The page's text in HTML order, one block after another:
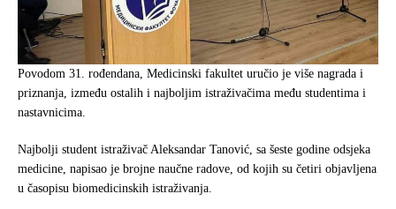
Povodom 31. rođendana, Medicinski fakultet uručio je više nagrada i
priznanja, između ostalih i najboljim istraživačima među studentima i
nastavnicima.
Najbolji student istraživač Aleksandar Tanović, sa šeste godine odsjeka
medicine, napisao je brojne naučne radove, od kojih su četiri objavljena
u časopisu biomedicinskih istraživanja.